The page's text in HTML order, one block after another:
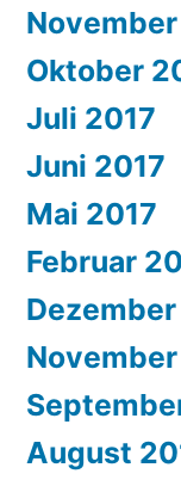
Oktober
Juli 2017
Juni 2017
Mai 2017
Februar
August